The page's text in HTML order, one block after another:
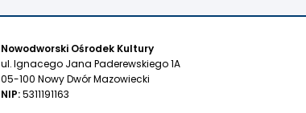
Nowodworski Ośrodek Kultury
ul. Ignacego Jana Paderewskiego 1A
05-100 Nowy Dwór Mazowiecki
NIP:5311191163